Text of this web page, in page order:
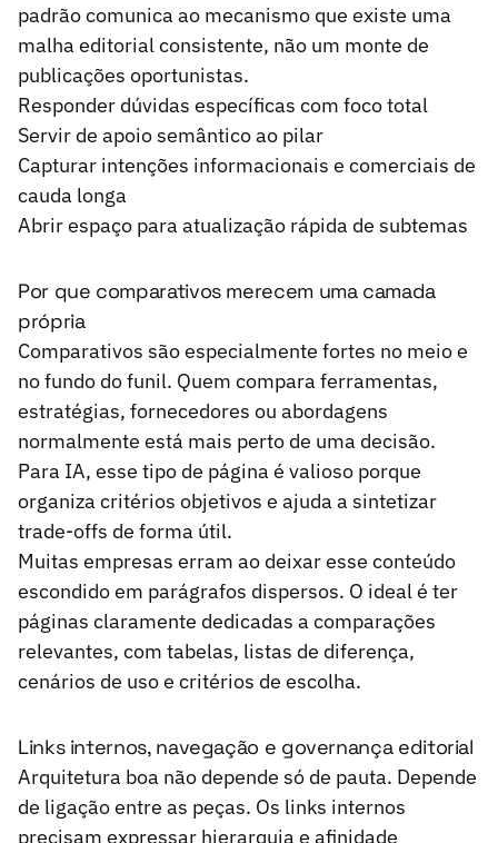
padrão comunica ao mecanismo que existe uma
malha editorial consistente, não um monte de
publicações oportunistas.
Responder dúvidas específicas com foco total
Servir de apoio semântico ao pilar
Capturar intenções informacionais e comerciais de
cauda longa
Abrir espaço para atualização rápida de subtemas
Por que comparativos merecem uma camada
própria
Comparativos são especialmente fortes no meio e
no fundo do funil. Quem compara ferramentas,
estratégias, fornecedores ou abordagens
normalmente está mais perto de uma decisão.
Para IA, esse tipo de página é valioso porque
organiza critérios objetivos e ajuda a sintetizar
trade-offs de forma útil.
Muitas empresas erram ao deixar esse conteúdo
escondido em parágrafos dispersos. O ideal é ter
páginas claramente dedicadas a comparações
relevantes, com tabelas, listas de diferença,
cenários de uso e critérios de escolha.
Links internos, navegação e governança editorial
Arquitetura boa não depende só de pauta. Depende
de ligação entre as peças. Os links internos
precisam expressar hierarquia e afinidade